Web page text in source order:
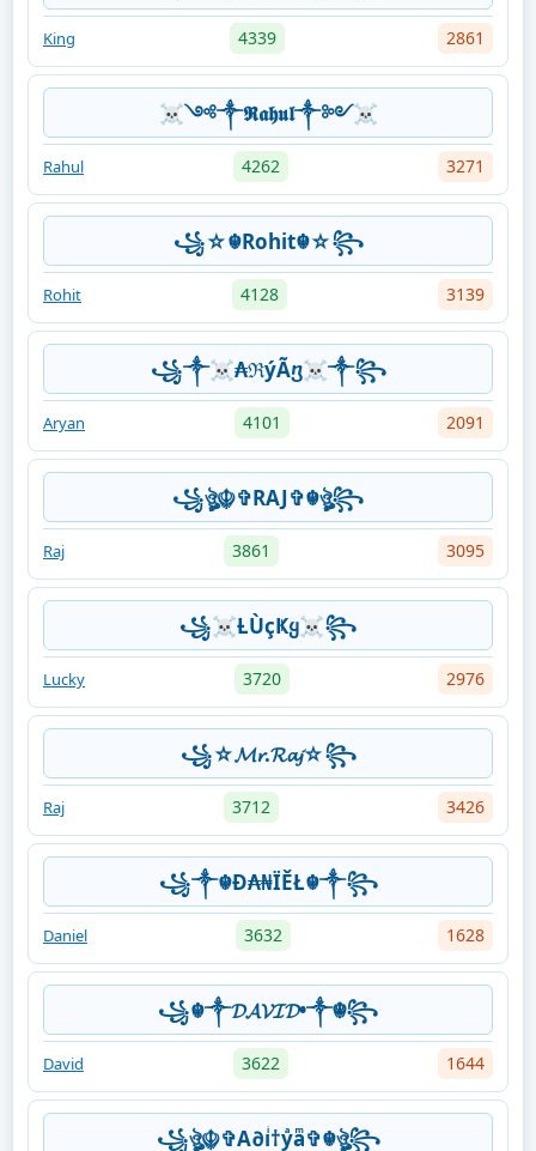
King 4339 2861
☠︎༺༒𝕽𝖆𝖍𝖚𝖑༒༻☠︎
Rahul 4262 3271
꧁☆☬Rohit☬☆꧂
Rohit 4128 3139
꧁༒☠₳ℜýÃⴂ☠༒꧂
Aryan 4101 2091
꧁ঔৣ☬✞RAJ✞☬ঔৣ꧂
Raj 3861 3095
꧁☠Ƚ︎ÙçҜყ☠꧂
Lucky 3720 2976
꧁☆𝓜𝓻.𝓡𝓪𝓳☆꧂
Raj 3712 3426
꧁༒☬Ð₳₦ЇĚŁ☬༒꧂
Daniel 3632 1628
꧁☬༒𝓓𝓐𝓥𝓘𝓓•༒☬꧂
David 3622 1644
꧁ঔৣ☬✞A∂iͥ†yͣaͫ✞☬ঔৣ꧂